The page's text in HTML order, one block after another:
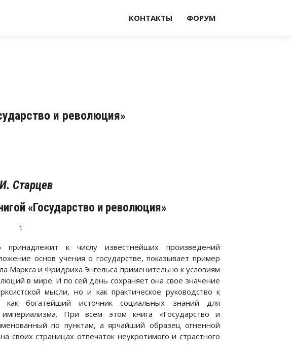
КОНТАКТЫ ФОРУМ
и революция»
Старцев
«Государство и революция»
1
к числу известнейших произведений
основ учения о государстве, показывает пример
Маркса и Фридриха Энгельса применительно к условиям
в мире. И по сей день сохраняет она свое значение
мысли, но и как практическое руководство к
богатейший источник социальных знаний для
При всем этом книга «Государство и
по пунктам, а ярчайший образец огненной
страницах отпечаток неукротимого и страстного